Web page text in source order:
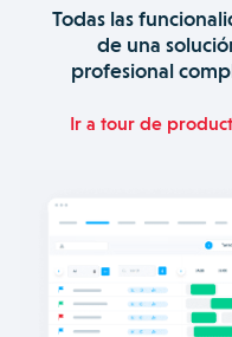
Todas las
de una
profesional
Ir a tour de